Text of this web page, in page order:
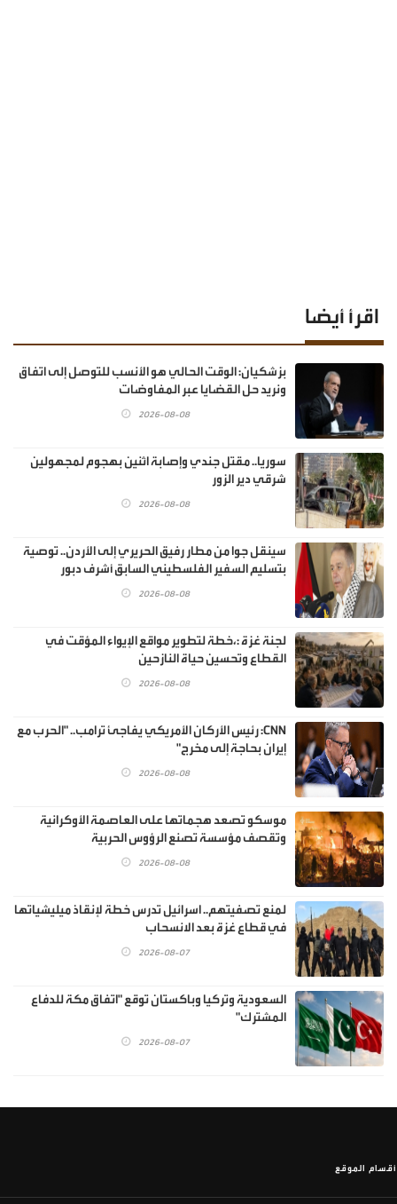
اقرأ أيضا
بزشكيان: الوقت الحالي هو الأنسب للتوصل إلى اتفاق
ونريد حل القضايا عبر المفاوضات
2026-08-08
سوريا.. مقتل جندي وإصابة اثنين بهجوم لمجهولين
شرقي دير الزور
2026-08-08
سينقل جوا من مطار رفيق الحريري إلى الأردن.. توصية
بتسليم السفير الفلسطيني السابق أشرف دبور
2026-08-08
لجنة غزة :،خطة لتطوير مواقع الإيواء المؤقت في
القطاع وتحسين حياة النازحين
2026-08-08
CNN: رئيس الأركان الأمريكي يفاجئ ترامب.. "الحرب مع
إيران بحاجة إلى مخرج"
2026-08-08
موسكو تصعد هجماتها على العاصمة الأوكرانية
وتقصف مؤسسة تصنع الرؤوس الحربية
2026-08-08
لمنع تصفيتهم.. اسرائيل تدرس خطة لإنقاذ ميليشياتها
في قطاع غزة بعد الانسحاب
2026-08-07
السعودية وتركيا وباكستان توقع "اتفاق مكة للدفاع
المشترك"
2026-08-07
أقسام الموقع